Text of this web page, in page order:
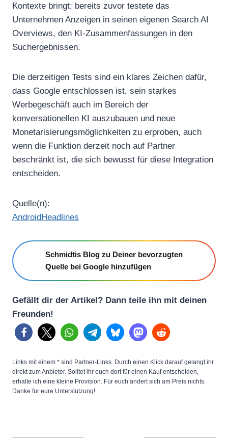
Kontexte bringt; bereits zuvor testete das
Unternehmen Anzeigen in seinen eigenen Search AI
Overviews, den KI-Zusammenfassungen in den
Suchergebnissen.
Die derzeitigen Tests sind ein klares Zeichen dafür,
dass Google entschlossen ist, sein starkes
Werbegeschäft auch im Bereich der
konversationellen KI auszubauen und neue
Monetarisierungsmöglichkeiten zu erproben, auch
wenn die Funktion derzeit noch auf Partner
beschränkt ist, die sich bewusst für diese Integration
entscheiden.
Quelle(n):
AndroidHeadlines
Schmidtis Blog zu Deiner bevorzugten
Quelle bei Google hinzufügen
Gefällt dir der Artikel? Dann teile ihn mit deinen
Freunden!
Links mit einem * sind Partner-Links. Durch einen Klick darauf gelangt ihr
direkt zum Anbieter. Solltet ihr euch dort für einen Kauf entscheiden,
erhalte ich eine kleine Provision. Für euch ändert sich am Preis nichts.
Danke für eure Unterstützung!